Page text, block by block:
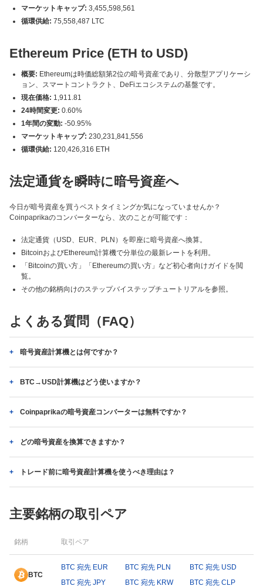
マーケットキャップ: 3,455,598,561
循環供給: 75,558,487 LTC
Ethereum Price (ETH to USD)
概要: Ethereumは時価総額第2位の暗号資産であり、分散型アプリケーシ
ョン、スマートコントラクト、DeFiエコシステムの基盤です。
現在価格: 1,911.81
24時間変更: 0.60%
1年間の変動: -50.95%
マーケットキャップ: 230,231,841,556
循環供給: 120,426,316 ETH
法定通貨を瞬時に暗号資産へ
今日が暗号資産を買うベストタイミングか気になっていませんか？
Coinpaprikaのコンバーターなら、次のことが可能です：
法定通貨（USD、EUR、PLN）を即座に暗号資産へ換算。
BitcoinおよびEthereum計算機で分単位の最新レートを利用。
「Bitcoinの買い方」「Ethereumの買い方」など初心者向けガイドを閲
覧。
その他の銘柄向けのステップバイステップチュートリアルを参照。
よくある質問（FAQ）
暗号資産計算機とは何ですか？
BTC→USD計算機はどう使いますか？
Coinpaprikaの暗号資産コンバーターは無料ですか？
どの暗号資産を換算できますか？
トレード前に暗号資産計算機を使うべき理由は？
主要銘柄の取引ペア
銘柄 取引ペア
BTC
BTC 宛先 EUR BTC 宛先 PLN
BTC 宛先 USD
BTC 宛先 JPY
BTC 宛先 KRW BTC 宛先 CLP